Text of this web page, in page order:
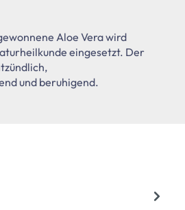
Aloe Vera wird
eingesetzt. Der
und beruhigend.